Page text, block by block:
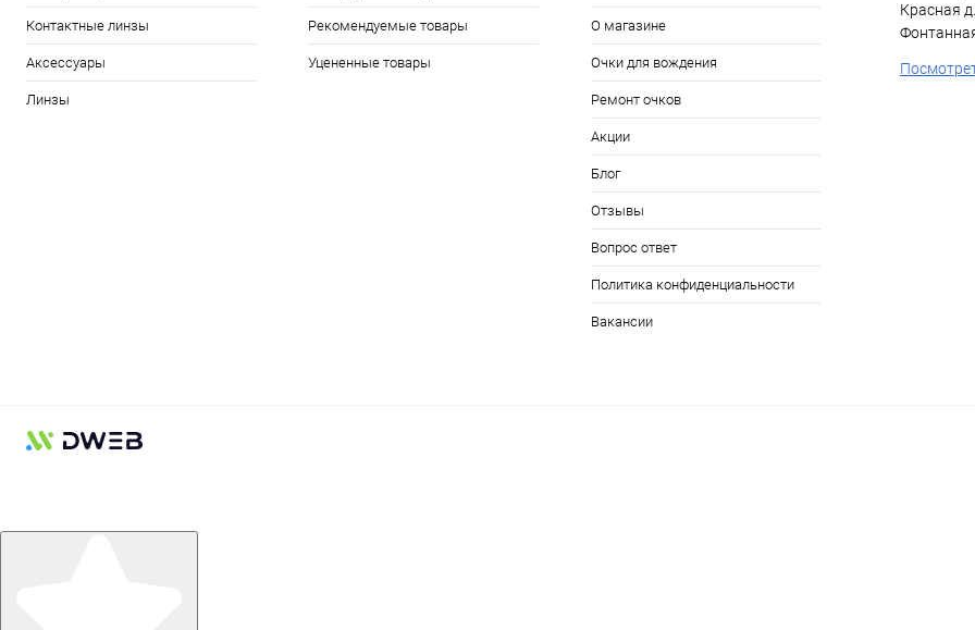
Контактные линзы
Аксессуары
Линзы
Рекомендуемые товары
Уцененные товары
О магазине
Очки для вождения
Ремонт очков
Акции
Блог
Отзывы
Вопрос ответ
Политика конфиденциальности
Вакансии
Красная